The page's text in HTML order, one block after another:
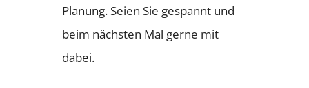
Planung. Seien Sie gespannt und
beim nächsten Mal gerne mit
dabei.